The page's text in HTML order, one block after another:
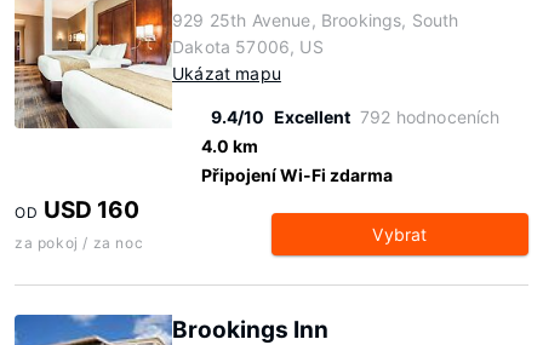
929 25th Avenue, Brookings, South
Dakota 57006, US
Ukázat mapu
9.4/10 Excellent 792 hodnoceních
4.0 km
Připojení Wi-Fi zdarma
OD USD 160
za pokoj / za noc Vybrat
Brookings Inn